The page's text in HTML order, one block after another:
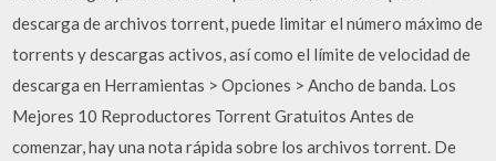
descarga de archivos torrent, puede limitar el número máximo de
torrents y descargas activos, así como el límite de velocidad de
descarga en Herramientas > Opciones > Ancho de banda. Los
Mejores 10 Reproductores Torrent Gratuitos Antes de
comenzar, hay una nota rápida sobre los archivos torrent. De